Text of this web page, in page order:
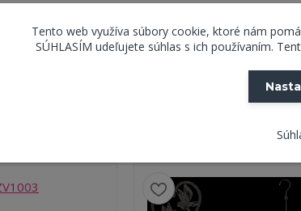
97 cm
Tento web využíva súbory cookie, ktoré nám
SÚHLASÍM udeľujete súhlas s ich používaním.